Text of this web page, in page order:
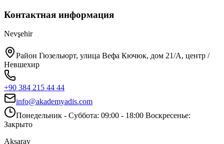
Контактная информация
Nevşehir
Район Гюзельюрт, улица Вефа Кючюк, дом 21/A, центр /
Невшехир
+90 384 215 44 44
info@akademyadis.com
Понедельник - Суббота: 09:00 - 18:00 Воскресенье:
Закрыто
Aksaray